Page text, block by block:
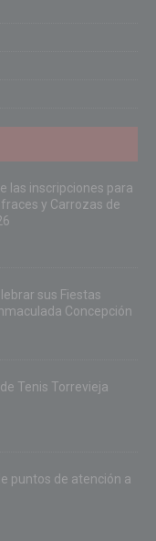
las inscripciones para
y Carrozas de
sus Fiestas
Concepción
Tenis Torrevieja
puntos de atención a